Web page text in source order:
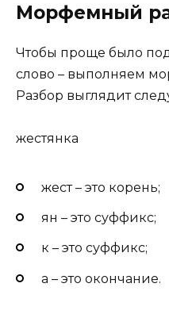
Морфемный
Чтобы проще было
слово – выполняем
Разбор выглядит
жестянка
жест – это корень;
ян – это суффикс;
к – это суффикс;
а – это окончание.